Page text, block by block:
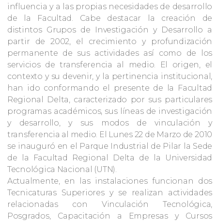
influencia y a las propias necesidades de desarrollo
de la Facultad. Cabe destacar la creación de
distintos Grupos de Investigación y Desarrollo a
partir de 2002, el crecimiento y profundización
permanente de sus actividades así como de los
servicios de transferencia al medio. El origen, el
contexto y su devenir, y la pertinencia institucional,
han ido conformando el presente de la Facultad
Regional Delta, caracterizado por sus particulares
programas académicos, sus líneas de investigación
y desarrollo, y sus modos de vinculación y
transferencia al medio. El Lunes 22 de Marzo de 2010
se inauguró en el Parque Industrial de Pilar la Sede
de la Facultad Regional Delta de la Universidad
Tecnológica Nacional (UTN).
Actualmente, en las instalaciones funcionan dos
Tecnicaturas Superiores y se realizan actividades
relacionadas con Vinculación Tecnológica,
Posgrados, Capacitación a Empresas y Cursos